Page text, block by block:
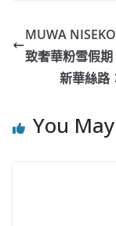
MUWA
致奢華粉雪假期
新華絲路
You